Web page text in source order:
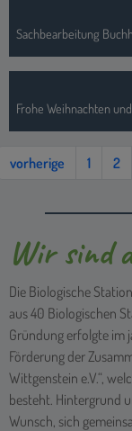
Sachbearbeitung
Frohe Weihnachten
vorherige 1 2
Wir sind
Die Biologische
aus 40 Biologischen
Gründung erfolgte im
Förderung der
Wittgenstein e.V.“,
besteht. Hintergrund
Wunsch, sich